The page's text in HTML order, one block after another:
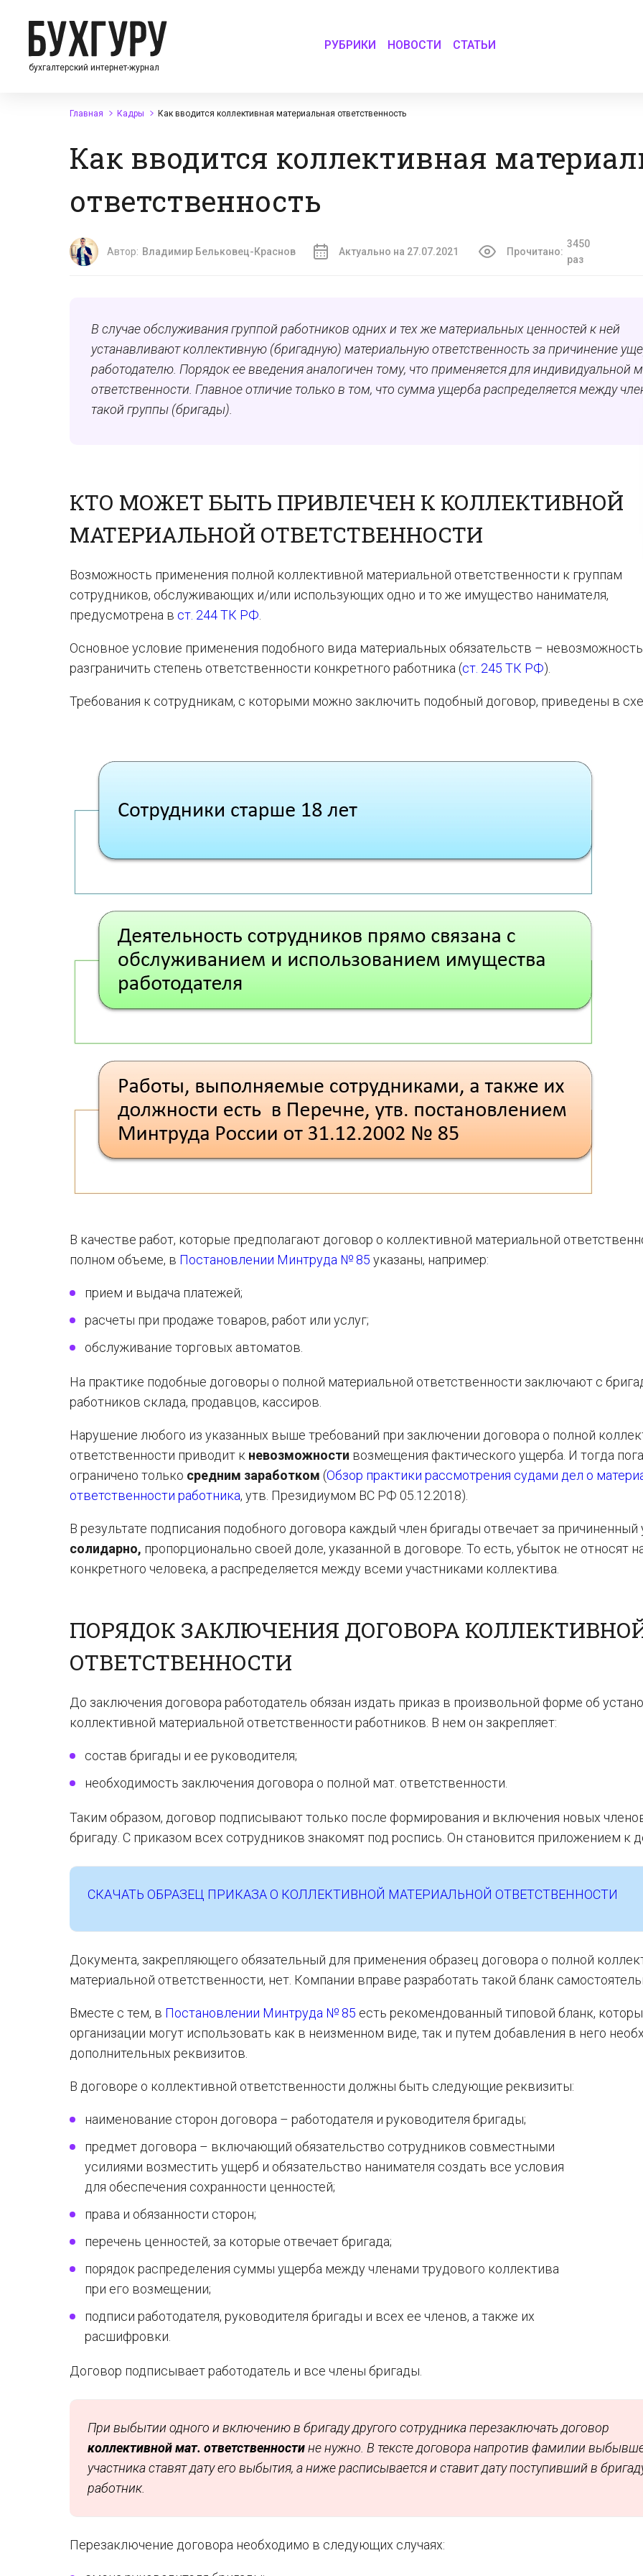
бухгалтерский интернет-журнал
РУБРИКИ НОВОСТИ СТАТЬИ
Главная Кадры Как вводится коллективная материальная ответственность
Как вводится коллективная
ответственность
Автор: Владимир Бельковец-Краснов Актуально на 27.07.2021 Прочитано:
3450
раз
В случае обслуживания группой работников одних и тех же материальных ценностей к ней
устанавливают коллективную (бригадную) материальную ответственность за причинение
работодателю. Порядок ее введения аналогичен тому, что применяется для индивидуальной
ответственности. Главное отличие только в том, что сумма ущерба распределяется между
такой группы (бригады).
КТО МОЖЕТ БЫТЬ ПРИВЛЕЧЕН К КОЛЛЕКТИВНОЙ
МАТЕРИАЛЬНОЙ ОТВЕТСТВЕННОСТИ
Возможность применения полной коллективной материальной ответственности к группам
сотрудников, обслуживающих и/или использующих одно и то же имущество нанимателя,
предусмотрена в ст. 244 ТК РФ
Основное условие применения подобного вида материальных обязательств – невозможность
разграничить степень ответственности конкретного работника (ст. 245 ТК РФ).
Требования к сотрудникам, с которыми можно заключить подобный договор, приведены в
В качестве работ, которые предполагают договор о коллективной материальной
полном объеме, в Постановлении Минтруда № 85 указаны, например:
прием и выдача платежей;
расчеты при продаже товаров, работ или услуг;
обслуживание торговых автоматов.
На практике подобные договоры о полной материальной ответственности заключают с
работников склада, продавцов, кассиров.
Нарушение любого из указанных выше требований при заключении договора о полной
ответственности приводит к невозможности возмещения фактического ущерба. И тогда
ограничено только средним заработком (Обзор практики рассмотрения судами дел о
ответственности работника, утв. Президиумом ВС РФ 05.12.2018).
В результате подписания подобного договора каждый член бригады отвечает за
солидарно, пропорционально своей доле, указанной в договоре. То есть, убыток не относят
конкретного человека, а распределяется между всеми участниками коллектива.
ПОРЯДОК ЗАКЛЮЧЕНИЯ ДОГОВОРА
ОТВЕТСТВЕННОСТИ
До заключения договора работодатель обязан издать приказ в произвольной форме об
коллективной материальной ответственности работников. В нем он закрепляет:
состав бригады и ее руководителя;
необходимость заключения договора о полной мат. ответственности.
Таким образом, договор подписывают только после формирования и включения новых
бригаду. С приказом всех сотрудников знакомят под роспись. Он становится приложением к
СКАЧАТЬ ОБРАЗЕЦ ПРИКАЗА О КОЛЛЕКТИВНОЙ МАТЕРИАЛЬНОЙ ОТВЕТСТВЕННОСТИ
Документа, закрепляющего обязательный для применения образец договора о полной
материальной ответственности, нет. Компании вправе разработать такой бланк
Вместе с тем, в Постановлении Минтруда № 85 есть рекомендованный типовой бланк,
организации могут использовать как в неизменном виде, так и путем добавления в него
дополнительных реквизитов.
В договоре о коллективной ответственности должны быть следующие реквизиты:
наименование сторон договора – работодателя и руководителя бригады;
предмет договора – включающий обязательство сотрудников совместными
усилиями возместить ущерб и обязательство нанимателя создать все условия
для обеспечения сохранности ценностей;
права и обязанности сторон;
перечень ценностей, за которые отвечает бригада;
порядок распределения суммы ущерба между членами трудового коллектива
при его возмещении;
подписи работодателя, руководителя бригады и всех ее членов, а также их
расшифровки.
Договор подписывает работодатель и все члены бригады.
При выбытии одного и включению в бригаду другого сотрудника перезаключать договор
коллективной мат. ответственностине нужно. В тексте договора напротив фамилии
участника ставят дату его выбытия, а ниже расписывается и ставит дату поступивший в
работник.
Перезаключение договора необходимо в следующих случаях: